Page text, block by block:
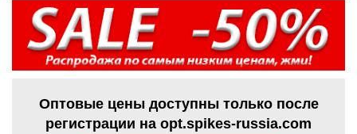
Оптовые цены доступны только после
регистрации на opt.spikes-russia.com